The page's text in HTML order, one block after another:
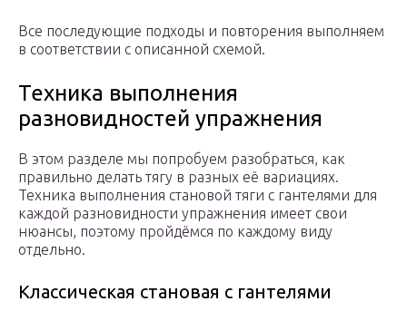
Все последующие подходы и повторения выполняем
в соответствии с описанной схемой.
Техника выполнения
разновидностей упражнения
В этом разделе мы попробуем разобраться, как
правильно делать тягу в разных её вариациях.
Техника выполнения становой тяги с гантелями для
каждой разновидности упражнения имеет свои
нюансы, поэтому пройдёмся по каждому виду
отдельно.
Классическая становая с гантелями